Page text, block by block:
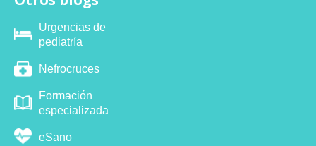
Urgencias de
pediatría
Nefrocruces
Formación
especializada
eSano